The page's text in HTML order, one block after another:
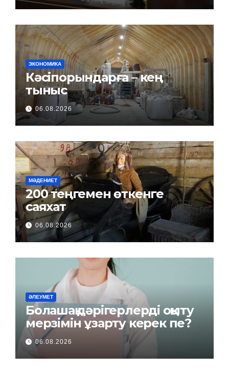
ЭКОНОМИКА
Кәсіпорындарға – кең
тыныс
06.08.2026
МӘДЕНИЕТ
200 теңгемен өткенге
саяхат
06.08.2026
ӘЛЕУМЕТ
Болашақ дәрігерлерді оқыту
мерзімін ұзарту керек пе?
06.08.2026